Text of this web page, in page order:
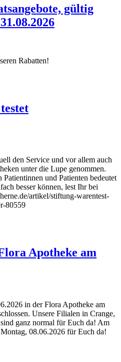
gültig
Rabatten!
den Service und vor allem auch
unter die Lupe genommen.
und Patienten bedeutet
besser können, lest Ihr bei
artikel/stiftung-warentest-
80559
Apotheke am
in der Flora Apotheke am
Unsere Filialen in Crange,
ganz normal für Euch da! Am
08.06.2026 für Euch da!